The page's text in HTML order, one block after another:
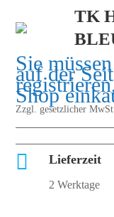
TK
Sie
auf der
Shop
Zzgl. gesetzlicher
 Lieferzeit
2 Werktage